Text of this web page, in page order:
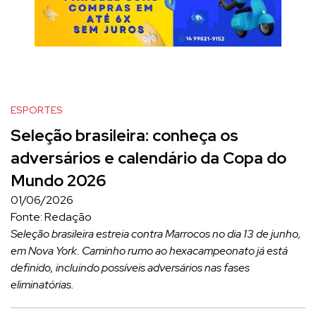
ESPORTES
Seleção brasileira: conheça os
adversários e calendário da Copa do
Mundo 2026
01/06/2026
Fonte: Redação
Seleção brasileira estreia contra Marrocos no dia 13 de junho,
em Nova York. Caminho rumo ao hexacampeonato já está
definido, incluindo possíveis adversários nas fases
eliminatórias.